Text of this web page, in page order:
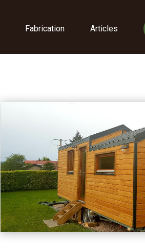
Fabrication Articles